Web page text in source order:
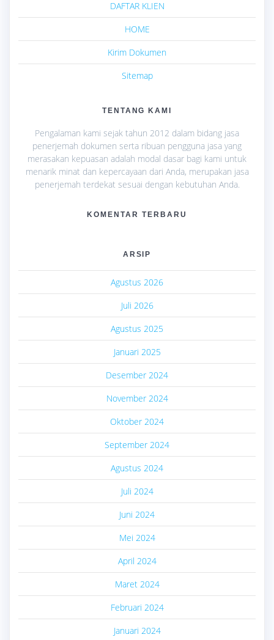
DAFTAR KLIEN
HOME
Kirim Dokumen
Sitemap
TENTANG KAMI
Pengalaman kami sejak tahun 2012 dalam bidang jasa
penerjemah dokumen serta ribuan pengguna jasa yang
merasakan kepuasan adalah modal dasar bagi kami untuk
menarik minat dan kepercayaan dari Anda, merupakan jasa
penerjemah terdekat sesuai dengan kebutuhan Anda.
KOMENTAR TERBARU
ARSIP
Agustus 2026
Juli 2026
Agustus 2025
Januari 2025
Desember 2024
November 2024
Oktober 2024
September 2024
Agustus 2024
Juli 2024
Juni 2024
Mei 2024
April 2024
Maret 2024
Februari 2024
Januari 2024